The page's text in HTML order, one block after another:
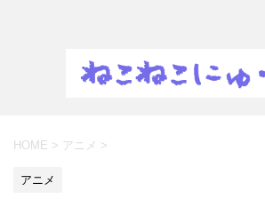
HOME > アニメ >
アニメ